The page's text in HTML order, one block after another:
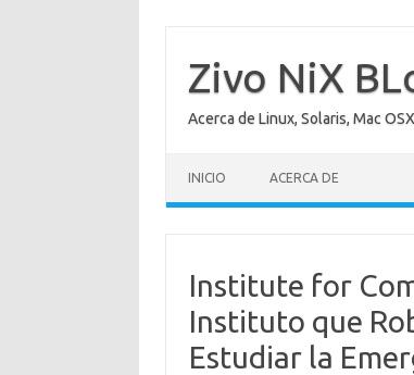
contenido
Zivo NiX
Acerca de Linux, Solaris, Mac
INICIO ACERCA DE
Institute for
Instituto que
Estudiar la